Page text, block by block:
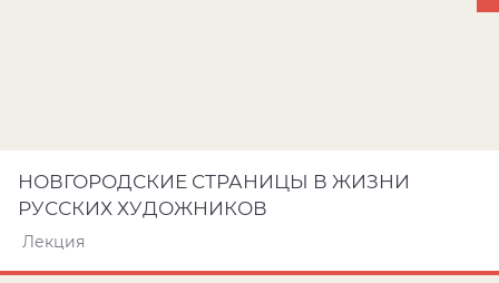
НОВГОРОДСКИЕ СТРАНИЦЫ В ЖИЗНИ
РУССКИХ ХУДОЖНИКОВ
Лекция